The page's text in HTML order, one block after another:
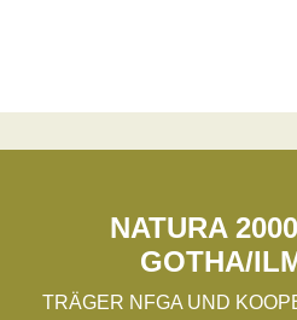
NATURA
GOTHA/
TRÄGER NFGA UND